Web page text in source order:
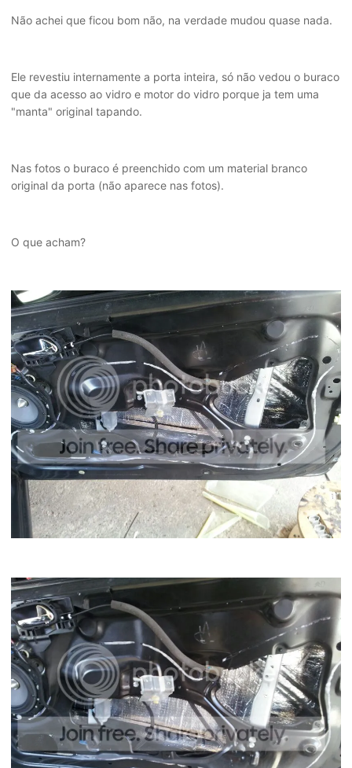
Não achei que ficou bom não, na verdade mudou quase nada.
Ele revestiu internamente a porta inteira, só não vedou o buraco
que da acesso ao vidro e motor do vidro porque ja tem uma
"manta" original tapando.
Nas fotos o buraco é preenchido com um material branco
original da porta (não aparece nas fotos).
O que acham?